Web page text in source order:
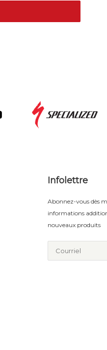
Infolettre
Abonnez-vous dès
informations
nouveaux produits